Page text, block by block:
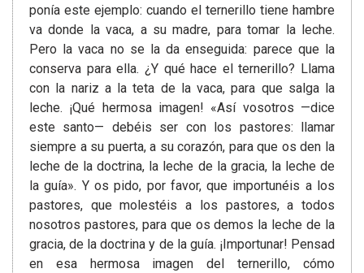
ponía este ejemplo: cuando el ternerillo tiene hambre
va donde la vaca, a su madre, para tomar la leche.
Pero la vaca no se la da enseguida: parece que la
conserva para ella. ¿Y qué hace el ternerillo? Llama
con la nariz a la teta de la vaca, para que salga la
leche. ¡Qué hermosa imagen! «Así vosotros —dice
este santo— debéis ser con los pastores: llamar
siempre a su puerta, a su corazón, para que os den la
leche de la doctrina, la leche de la gracia, la leche de
la guía». Y os pido, por favor, que importunéis a los
pastores, que molestéis a los pastores, a todos
nosotros pastores, para que os demos la leche de la
gracia, de la doctrina y de la guía. ¡Importunar! Pensad
en esa hermosa imagen del ternerillo, cómo